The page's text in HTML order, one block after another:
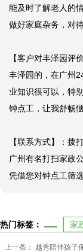
能及时了解老人的
做好家庭杂务，对
【客户对丰泽园评
丰泽园的，在广州
业知识很可以，特
钟点工，让我舒畅惬
【联系方式】：拨
广州有名打扫家政
凭借您对钟点工筛
热门标签： 家
上一条：
越秀陪伴孩子